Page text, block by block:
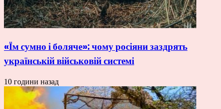
«Їм сумно і боляче»: чому росіяни заздрять
українській військовій системі
10 години назад